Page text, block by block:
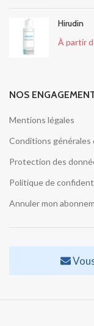
Hirudin
À partir
NOS
Mentions légales
Conditions générales
Protection des
Politique de
Annuler mon